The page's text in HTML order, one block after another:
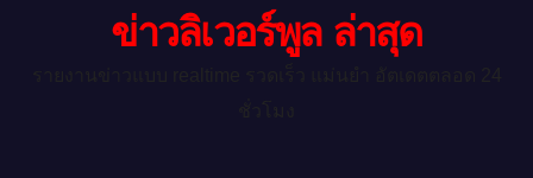
ข่าวลิเวอร์พูล ล่าสุด